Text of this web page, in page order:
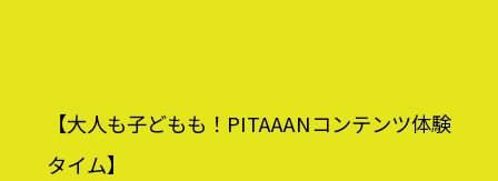
【大人も子どもも！PITAAANコンテンツ体験
タイム】